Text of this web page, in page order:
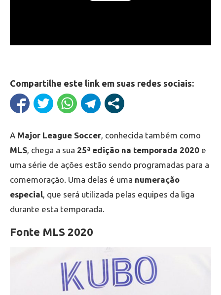
Compartilhe este link em suas redes sociais:
A Major League Soccer, conhecida também como
MLS, chega a sua 25ª edição na temporada 2020 e
uma série de ações estão sendo programadas para a
comemoração. Uma delas é uma numeração
especial, que será utilizada pelas equipes da liga
durante esta temporada.
Fonte MLS 2020